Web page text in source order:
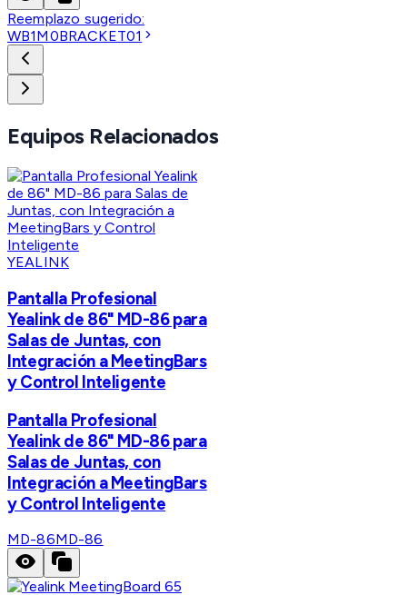
Reemplazo sugerido:
WB1M0BRACKET01
Equipos Relacionados
YEALINK
Pantalla Profesional
Yealink de 86" MD-86 para
Salas de Juntas, con
Integración a MeetingBars
y Control Inteligente
Pantalla Profesional
Yealink de 86" MD-86 para
Salas de Juntas, con
Integración a MeetingBars
y Control Inteligente
MD-86MD-86